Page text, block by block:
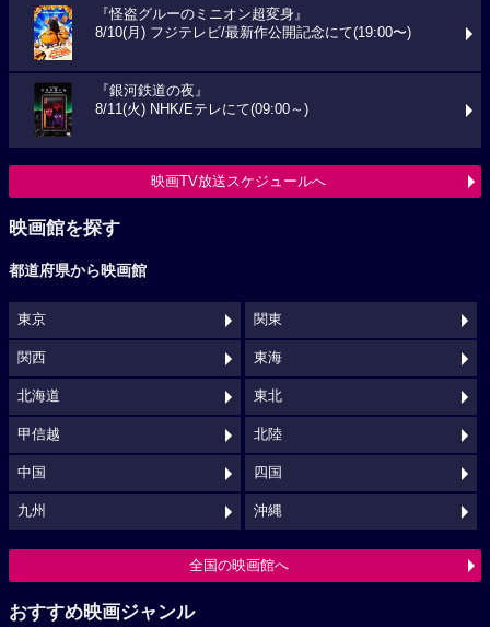
『怪盗グルーのミニオン超変身』
8/10(月) フジテレビ/最新作公開記念にて(19:00〜)
『銀河鉄道の夜』
8/11(火) NHK/Eテレにて(09:00～)
映画TV放送スケジュールへ
映画館を探す
都道府県から映画館
東京 関東
関西 東海
北海道 東北
甲信越 北陸
中国 四国
九州 沖縄
全国の映画館へ
おすすめ映画ジャンル